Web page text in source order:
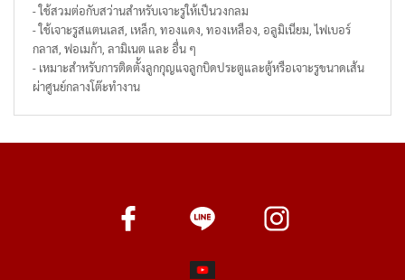
- ใช้สวมต่อกับสว่านสำหรับเจาะรูให้เป็นวงกลม
- ใช้เจาะรูสแตนเลส, เหล็ก, ทองแดง, ทองเหลือง, อลูมิเนียม, ไฟเบอร์
กลาส, ฟอเมก้า, ลามิเนต และ อื่น ๆ
- เหมาะสำหรับการติดตั้งลูกกุญแจลูกบิดประตูและตู้หรือเจาะรูขนาดเส้น
ผ่าศูนย์กลางโต๊ะทำงาน